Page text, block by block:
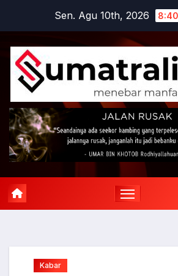
content
Sen. Agu 10th, 2026
Kabar